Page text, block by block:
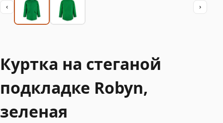
‹ ›
Куртка на стеганой
подкладке Robyn,
зеленая